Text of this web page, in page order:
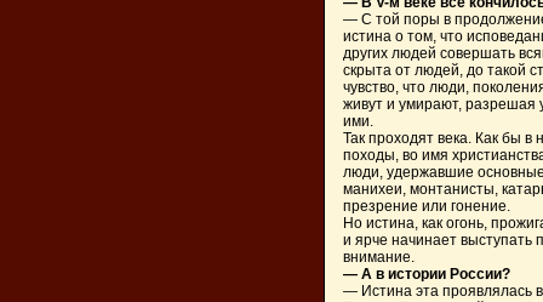
— С той поры в
истина о том, что
других людей совершать
скрыта от людей, до такой
чувство, что люди,
живут и умирают, разрешая
ими.
Так проходят века. Как бы
походы, во имя
люди, удержавшие
манихеи, монтанисты,
презрение или гонение.
Но истина, как огонь,
и ярче начинает выступать
внимание.
— А в истории России?
— Истина эта проявлялась